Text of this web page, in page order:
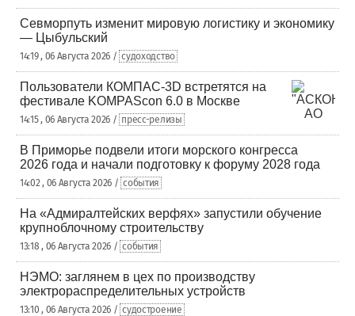
Севморпуть изменит мировую логистику и экономику
— Цыбульский
14:19 , 06 Августа 2026 / судоходство
Пользователи КОМПАС-3D встретятся на
фестивале KOMPAScon 6.0 в Москве
14:15 , 06 Августа 2026 / пресс-релизы
В Приморье подвели итоги морского конгресса
2026 года и начали подготовку к форуму 2028 года
14:02 , 06 Августа 2026 / события
На «Адмиралтейских верфях» запустили обучение
крупноблочному строительству
13:18 , 06 Августа 2026 / события
НЭМО: заглянем в цех по производству
электрораспределительных устройств
13:10 , 06 Августа 2026 / судостроение